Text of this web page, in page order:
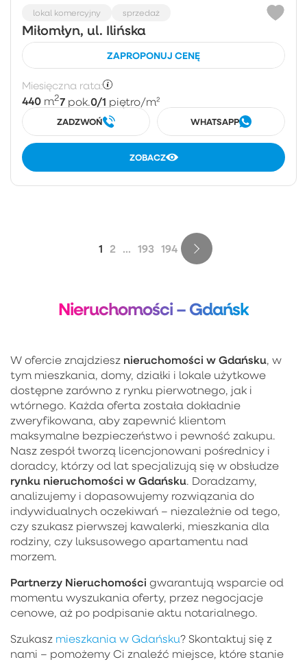
lokal komercyjny sprzedaż
Miłomłyn, ul. Ilińska
ZAPROPONUJ CENĘ
Miesięczna rata:
440 m27 pok.0/1 piętro/m²
ZADZWOŃ WHATSAPP
ZOBACZ
1 2 ... 193 194
Nieruchomości – Gdańsk
W ofercie znajdziesz nieruchomości w Gdańsku, w
tym mieszkania, domy, działki i lokale użytkowe
dostępne zarówno z rynku pierwotnego, jak i
wtórnego. Każda oferta została dokładnie
zweryfikowana, aby zapewnić klientom
maksymalne bezpieczeństwo i pewność zakupu.
Nasz zespół tworzą licencjonowani pośrednicy i
doradcy, którzy od lat specjalizują się w obsłudze
rynku nieruchomości w Gdańsku. Doradzamy,
analizujemy i dopasowujemy rozwiązania do
indywidualnych oczekiwań – niezależnie od tego,
czy szukasz pierwszej kawalerki, mieszkania dla
rodziny, czy luksusowego apartamentu nad
morzem.
Partnerzy Nieruchomości gwarantują wsparcie od
momentu wyszukania oferty, przez negocjacje
cenowe, aż po podpisanie aktu notarialnego.
Szukasz mieszkania w Gdańsku? Skontaktuj się z
nami – pomożemy Ci znaleźć miejsce, które stanie